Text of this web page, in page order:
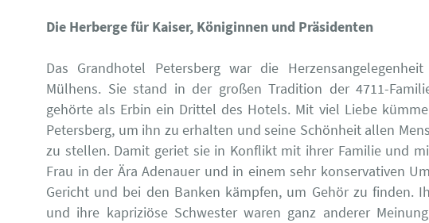
Die Herberge für Kaiser, Königinnen und Präsidenten
Das Grandhotel Petersberg war die
Mülhens. Sie stand in der großen Tradition der 4711-
gehörte als Erbin ein Drittel des Hotels. Mit viel Liebe
Petersberg, um ihn zu erhalten und seine Schönheit allen
zu stellen. Damit geriet sie in Konflikt mit ihrer Familie und
Frau in der Ära Adenauer und in einem sehr konservativen
Gericht und bei den Banken kämpfen, um Gehör zu finden.
und ihre kapriziöse Schwester waren ganz anderer